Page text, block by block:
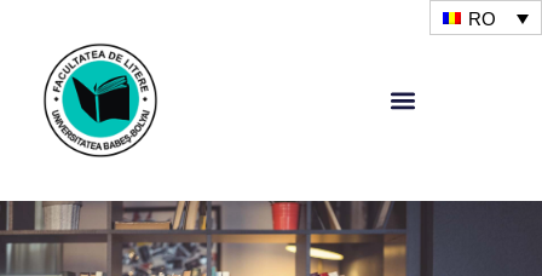
RO